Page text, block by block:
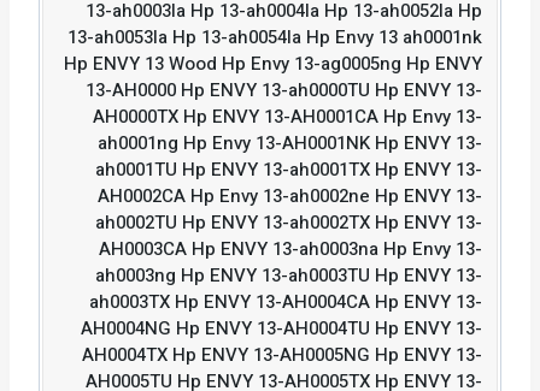
13-ah0003la Hp 13-ah0004la Hp 13-ah0052la Hp
13-ah0053la Hp 13-ah0054la Hp Envy 13 ah0001nk
Hp ENVY 13 Wood Hp Envy 13-ag0005ng Hp ENVY
13-AH0000 Hp ENVY 13-ah0000TU Hp ENVY 13-
AH0000TX Hp ENVY 13-AH0001CA Hp Envy 13-
ah0001ng Hp Envy 13-AH0001NK Hp ENVY 13-
ah0001TU Hp ENVY 13-ah0001TX Hp ENVY 13-
AH0002CA Hp Envy 13-ah0002ne Hp ENVY 13-
ah0002TU Hp ENVY 13-ah0002TX Hp ENVY 13-
AH0003CA Hp ENVY 13-ah0003na Hp Envy 13-
ah0003ng Hp ENVY 13-ah0003TU Hp ENVY 13-
ah0003TX Hp ENVY 13-AH0004CA Hp ENVY 13-
AH0004NG Hp ENVY 13-AH0004TU Hp ENVY 13-
AH0004TX Hp ENVY 13-AH0005NG Hp ENVY 13-
AH0005TU Hp ENVY 13-AH0005TX Hp ENVY 13-